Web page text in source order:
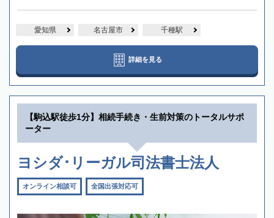
愛知県 名古屋市 千種駅
詳細を見る
【駒込駅徒歩1分】相続手続き・生前対策のトータルサポ
ーター
ヨシダ･リーガル司法書士法人
オンライン相談可 全国出張対応可